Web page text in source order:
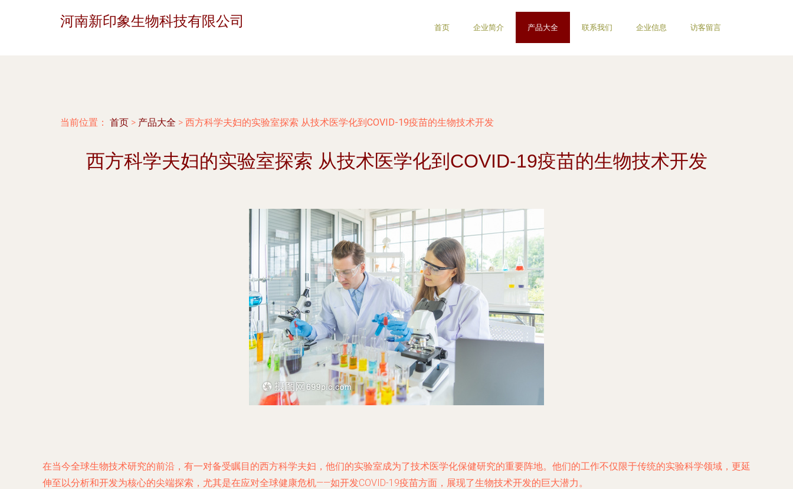
河南新印象生物科技有限公司 首页 企业简介 产品大全 联系我们 企业信息 访客留言
当前位置： 首页 > 产品大全 > 西方科学夫妇的实验室探索 从技术医学化到COVID-19疫苗的生物技术开发
西方科学夫妇的实验室探索 从技术医学化到COVID-19疫苗的生物技术开发
在当今全球生物技术研究的前沿，有一对备受瞩目的西方科学夫妇，他们的实验室成为了技术医学化保健研究的重要阵地。他们的工作不仅限于传统的实验科学领域，更延
伸至以分析和开发为核心的尖端探索，尤其是在应对全球健康危机——如开发COVID-19疫苗方面，展现了生物技术开发的巨大潜力。